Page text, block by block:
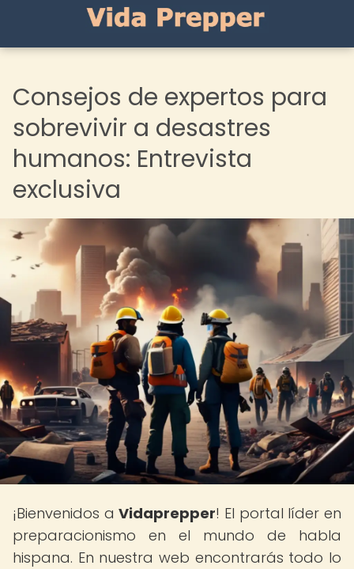
Consejos de expertos para
sobrevivir a desastres
humanos: Entrevista
exclusiva
¡Bienvenidos aVidaprepper! El portal líder en
preparacionismo en el mundo de habla
hispana. En nuestra web encontrarás todo lo